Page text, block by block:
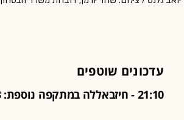
עדכונים שוטפים
21:10 - חיזבאללה במתקפה נוספת: 3 כטב"מים התפוצצו במרכז רמת הגולן